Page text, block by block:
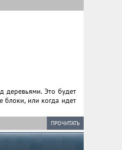
деревьями. Это будет
блоки, или когда идет
ПРОЧИТАТЬ